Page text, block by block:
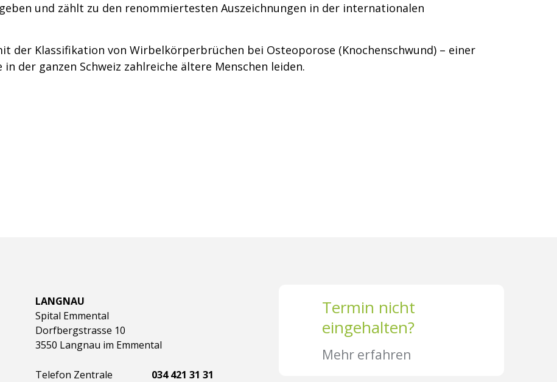
und zählt zu den renommiertesten Auszeichnungen in der internationalen
der Klassifikation von Wirbelkörperbrüchen bei Osteoporose (Knochenschwund) – einer
der ganzen Schweiz zahlreiche ältere Menschen leiden.
LANGNAU
Spital Emmental
Dorfbergstrasse 10
3550 Langnau im Emmental
Telefon Zentrale
034 421 31 31
Termin nicht
eingehalten?
Mehr erfahren